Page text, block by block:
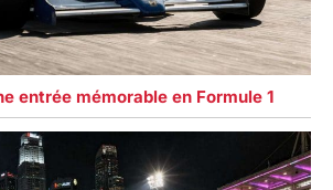
entrée mémorable en Formule 1